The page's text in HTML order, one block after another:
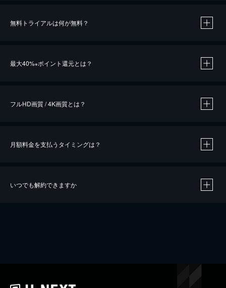
無料トライアルは何が無料？
最大40%※ポイント還元とは？
※40％ポイント還元の対象は、クレジットカード決済による作品の購入 / レンタルです。
iOSアプリのUコイン決済による作品の購入 / レンタルは、20％のポイント還元です。
フルHD画質 / 4K画質とは？
月額料金を支払うタイミングは？
いつでも解約できますか